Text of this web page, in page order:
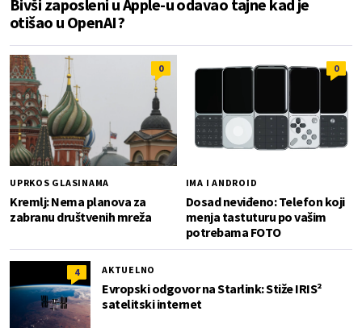
Bivši zaposleni u Apple-u odavao tajne kad je
otišao u OpenAI?
0
UPRKOS GLASINAMA
Kremlj: Nema planova za
zabranu društvenih mreža
0
IMA I ANDROID
Dosad neviđeno: Telefon koji
menja tastuturu po vašim
potrebama FOTO
4 AKTUELNO
Evropski odgovor na Starlink: Stiže IRIS²
satelitski internet